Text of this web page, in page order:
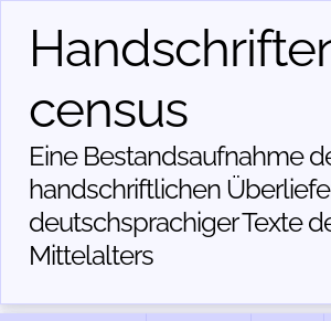
census
Eine Bestandsaufnahme
handschriftlichen
deutschsprachiger Texte
Mittelalters